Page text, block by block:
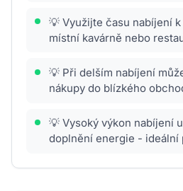
💡 Využijte času nabíjení
místní kavárně nebo
💡 Při delším nabíjení
nákupy do blízkého
💡 Vysoký výkon nabíjení
doplnění energie - ideální